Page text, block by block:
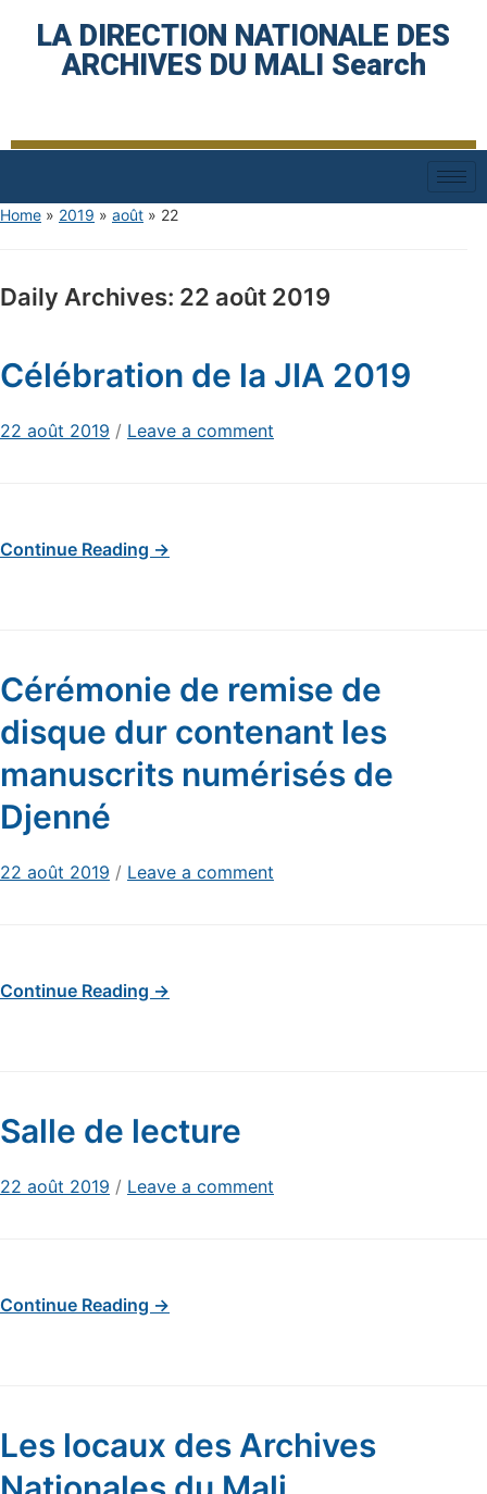
LA DIRECTION NATIONALE DES
ARCHIVES DU MALI Search
Home » 2019 » août » 22
Daily Archives: 22 août 2019
Célébration de la JIA 2019
22 août 2019 / Leave a comment
Continue Reading →
Cérémonie de remise de
disque dur contenant les
manuscrits numérisés de
Djenné
22 août 2019 / Leave a comment
Continue Reading →
Salle de lecture
22 août 2019 / Leave a comment
Continue Reading →
Les locaux des Archives